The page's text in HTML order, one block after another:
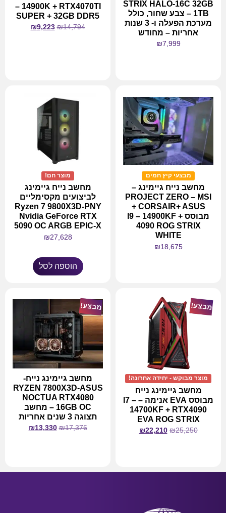
STRIX HALO-16C 32GB
1TB – צבע שחור, כולל
מערכת הפעלה ו- 3 שנות
אחריות – מחודש
₪7,999
– 14900K + RTX4070TI
SUPER + 32GB DDR5
₪14,794
₪9,223
מבצעי קיץ חמים
מחשב נייח גיימינג –
PROJECT ZERO – MSI
+ CORSAIR+ ASUS
מבוסס I9 – 14900KF +
4090 ROG STRIX
WHITE
₪18,675
מוצר חם!
מחשב נייח גיימינג
לביצועים מקסימליים
Ryzen 7 9800X3D-PNY
Nvidia GeForce RTX
5090 OC ARGB EPIC-X
₪27,628
הוספה לסל
מבצע!
מוצר מבוקש - יחידה אחרונה!
מחשב גיימינג נייח
מבוסס EVA אנימה – I7 –
14700KF + RTX4090
EVA ROG STRIX
₪25,250
₪22,210
מבצע!
מחשב גיימינג נייח-
RYZEN 7800X3D-ASUS
NOCTUA RTX4080
16GB OC – מחשב
תצוגה 3 שנים אחריות
₪17,376
₪13,330